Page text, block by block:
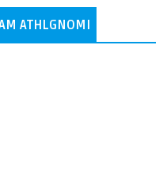
ATHLGNOMI